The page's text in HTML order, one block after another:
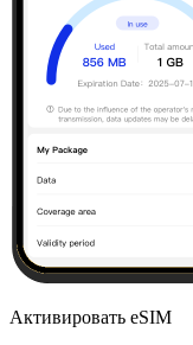
Активировать eSIM